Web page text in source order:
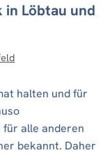
in Löbtau und
halten und für
alle anderen
bekannt. Daher